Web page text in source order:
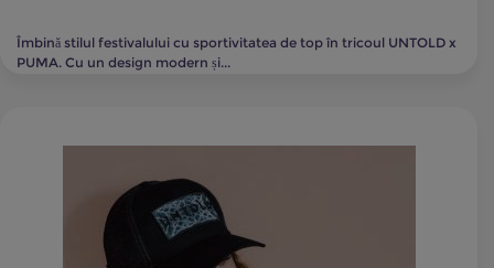
Îmbină stilul festivalului cu sportivitatea de top în tricoul UNTOLD x
PUMA. Cu un design modern și...